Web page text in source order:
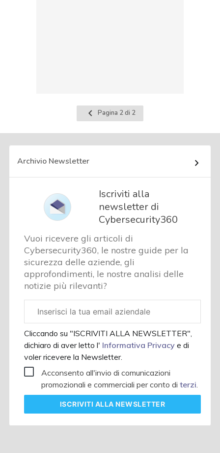
Pagina
precedente
Pagina 2 di 2
Archivio Newsletter
Iscriviti alla
newsletter di
Cybersecurity360
Vuoi ricevere gli articoli di
Cybersecurity360, le nostre guide per la
sicurezza delle aziende, gli
approfondimenti, le nostre analisi delle
notizie più rilevanti?
aziendale
Cliccando su "ISCRIVITI ALLA NEWSLETTER",
dichiaro di aver letto l' Informativa Privacye di
voler ricevere la Newsletter.
Acconsento all'invio di comunicazioni
promozionali e commerciali per conto diterzi
ISCRIVITI ALLA NEWSLETTER